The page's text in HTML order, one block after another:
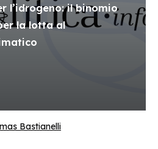
l’idrogeno: il binomio
la lotta al
Bastianelli